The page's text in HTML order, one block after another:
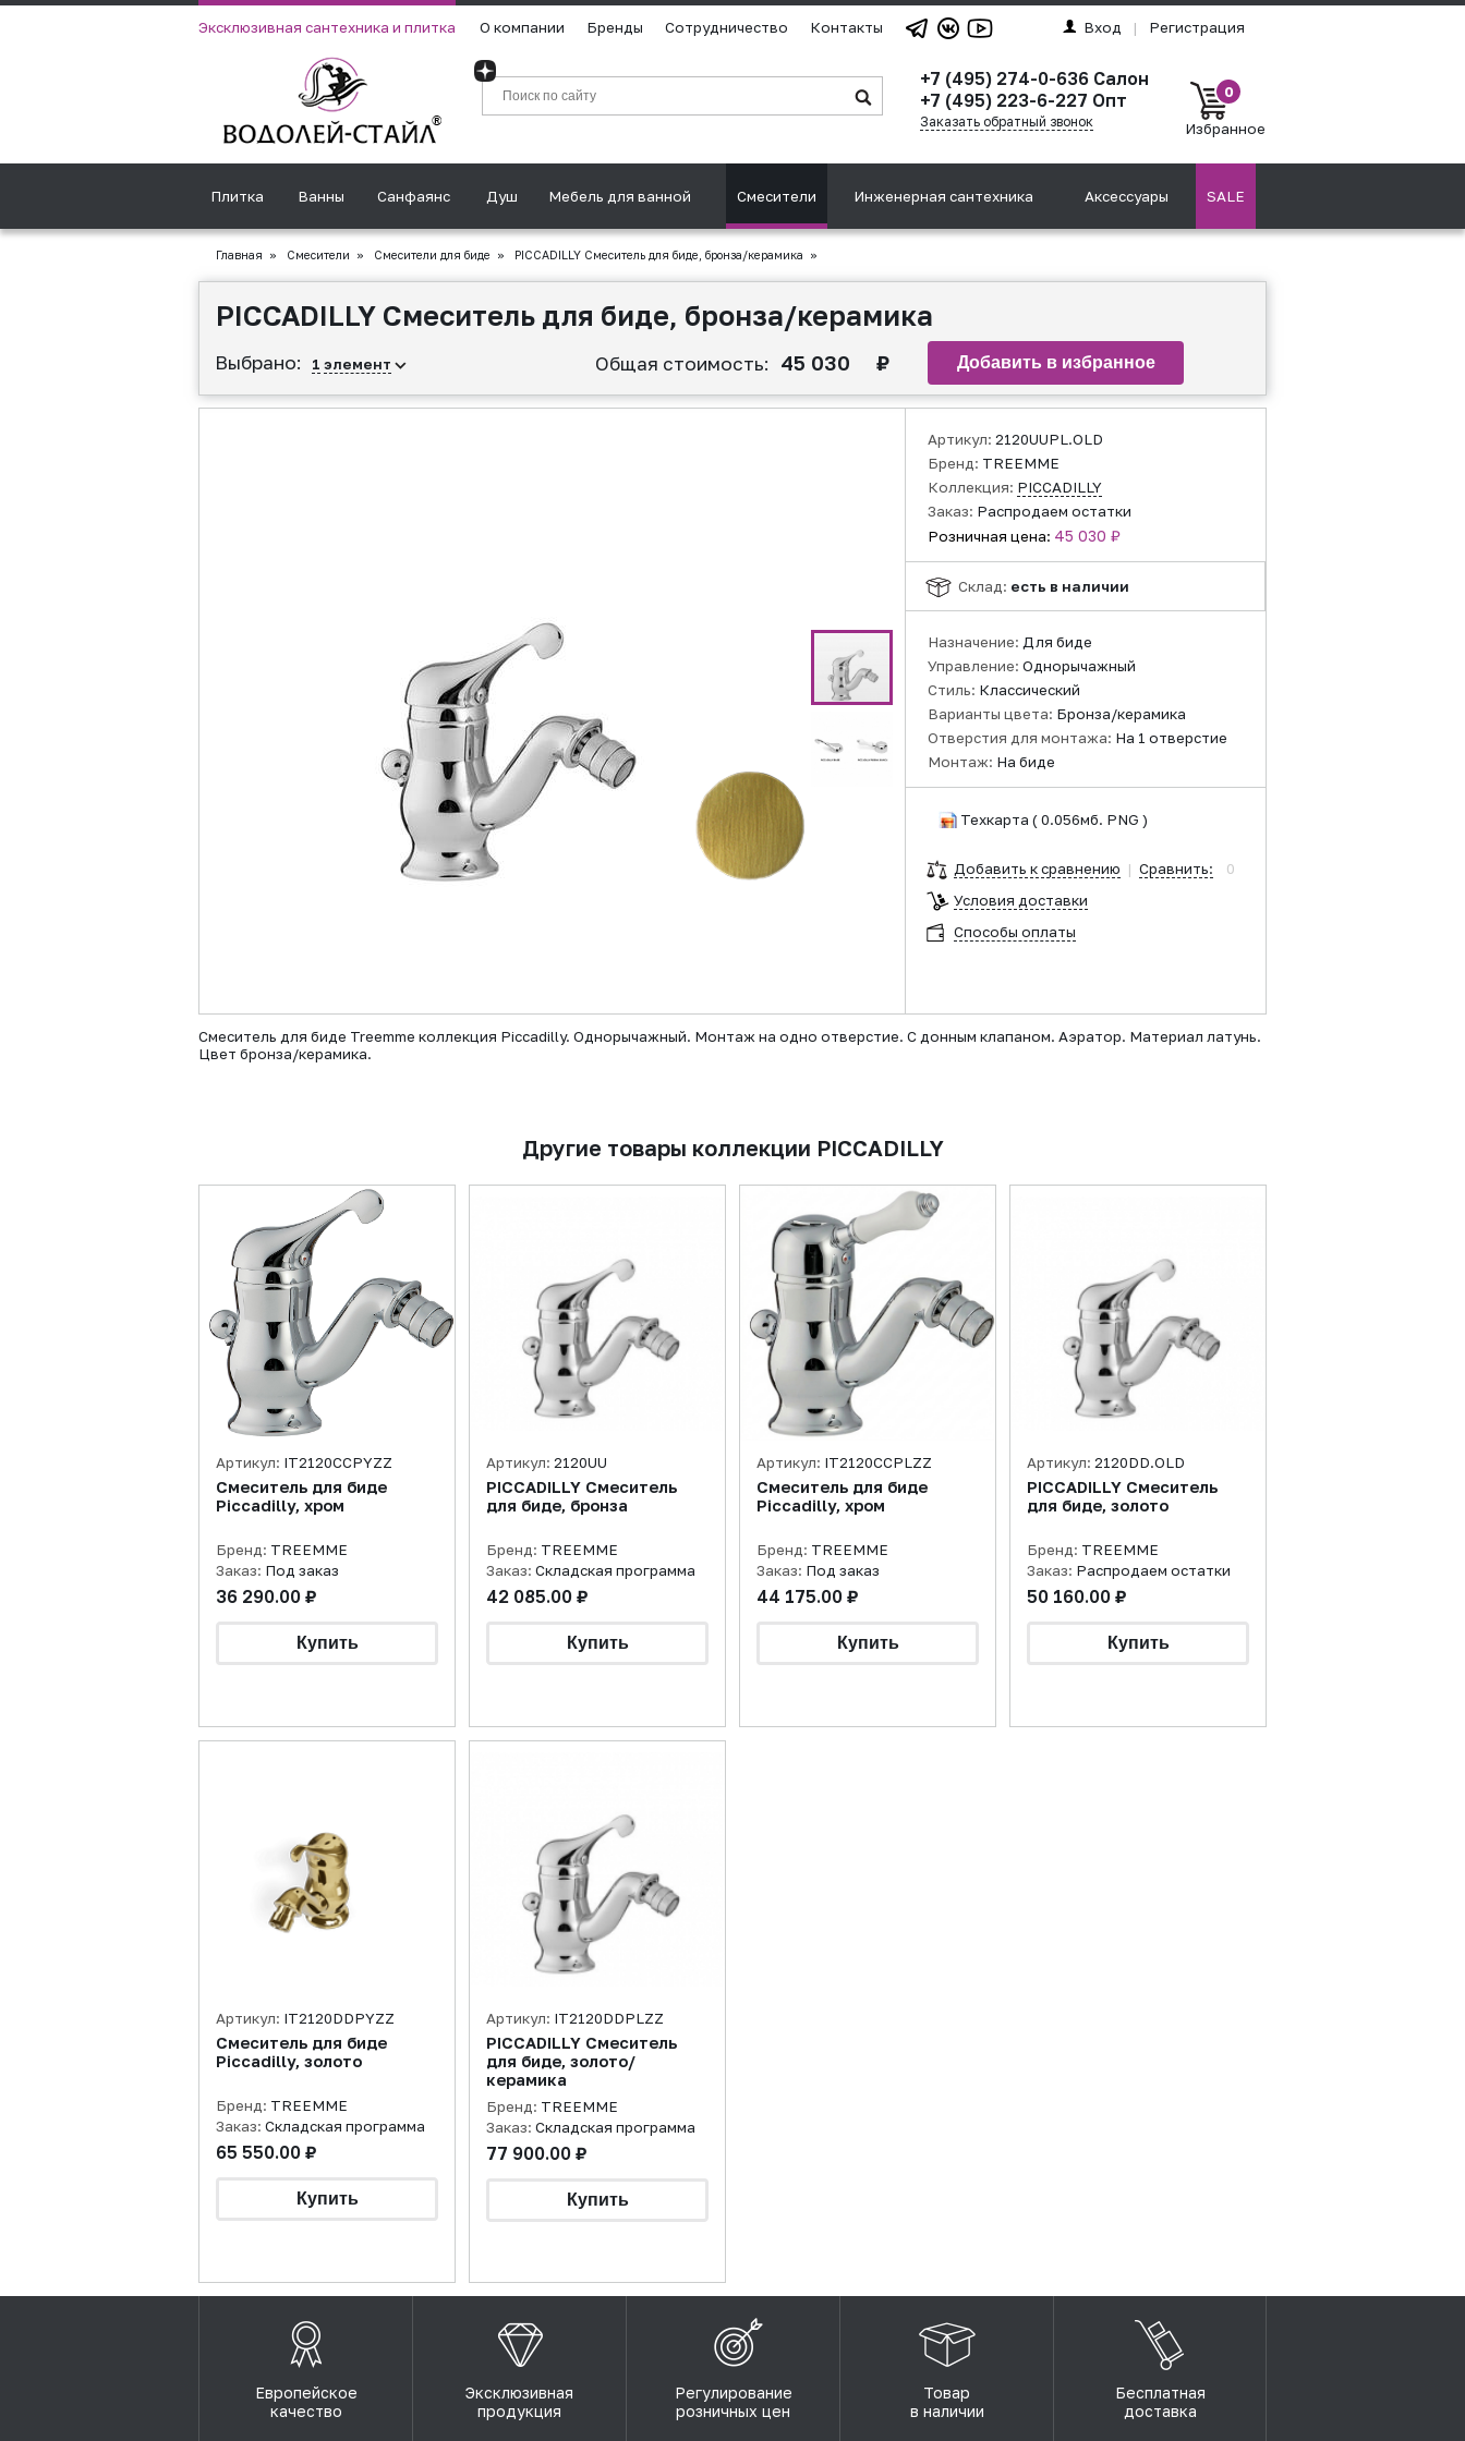
Эксклюзивная сантехника и плитка О компании Бренды Сотрудничество Контакты Вход | Регистрация
+7 (495) 274-0-636 Салон
+7 (495) 223-6-227 Опт
Заказать обратный звонок
0
Избранное
Плитка Ванны Санфаянс Душ Мебель для ванной Смесители Инженерная сантехника Аксессуары SALE
Главная » Смесители » Смесители для биде » PICCADILLY Смеситель для биде, бронза/керамика »
PICCADILLY Смеситель для биде, бронза/керамика
Выбрано: 1 элемент Общая стоимость: 45 030 ₽
Артикул: 2120UUPL.OLD
Бренд: TREEMME
Коллекция: PICCADILLY
Заказ: Распродаем остатки
Розничная цена: 45 030 ₽
Склад: есть в наличии
Назначение: Для биде
Управление: Однорычажный
Стиль: Классический
Варианты цвета: Бронза/керамика
Отверстия для монтажа: На 1 отверстие
Монтаж: На биде
Техкарта ( 0.056мб. PNG )
Добавить к сравнению | Сравнить:
0
Условия доставки
Способы оплаты
Смеситель для биде Treemme коллекция Piccadilly. Однорычажный. Монтаж на одно отверстие. С донным клапаном. Аэратор. Материал латунь.
Цвет бронза/керамика.
Другие товары коллекции PICCADILLY
Артикул: IT2120CCPYZZ
Смеситель для биде
Piccadilly, хром
Бренд: TREEMME
Заказ: Под заказ
36 290.00 ₽
Артикул: 2120UU
PICCADILLY Смеситель
для биде, бронза
Бренд: TREEMME
Заказ: Складская программа
42 085.00 ₽
Артикул: IT2120CCPLZZ
Смеситель для биде
Piccadilly, хром
Бренд: TREEMME
Заказ: Под заказ
44 175.00 ₽
Артикул: 2120DD.OLD
PICCADILLY Смеситель
для биде, золото
Бренд: TREEMME
Заказ: Распродаем остатки
50 160.00 ₽
Артикул: IT2120DDPYZZ
Смеситель для биде
Piccadilly, золото
Бренд: TREEMME
Заказ: Складская программа
65 550.00 ₽
Артикул: IT2120DDPLZZ
PICCADILLY Смеситель
для биде, золото/
керамика
Бренд: TREEMME
Заказ: Складская программа
77 900.00 ₽
Европейское
качество
Эксклюзивная
продукция
Регулирование
розничных цен
Товар
в наличии
Бесплатная
доставка